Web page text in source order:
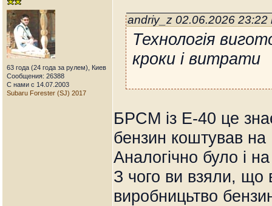
63 года (24 года за рулем), Киев
Сообщения: 26388
С нами с 14.07.2003
Subaru Forester (SJ) 2017
andriy_z 02.06.2026
Технологія
кроки і витрати
БРСМ із Е-40 це
бензин коштував
Аналогічно було і
З чого ви взяли, що
виробницьтво